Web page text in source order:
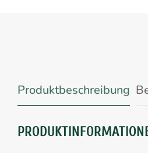
Produktbeschreibung